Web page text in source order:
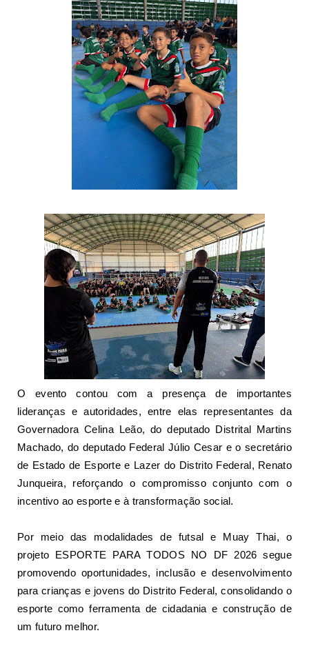
O evento contou com a presença de importantes
lideranças e autoridades, entre elas representantes da
Governadora Celina Leão, do deputado Distrital Martins
Machado, do deputado Federal Júlio Cesar e o secretário
de Estado de Esporte e Lazer do Distrito Federal, Renato
Junqueira, reforçando o compromisso conjunto com o
incentivo ao esporte e à transformação social.
Por meio das modalidades de futsal e Muay Thai, o
projeto ESPORTE PARA TODOS NO DF 2026 segue
promovendo oportunidades, inclusão e desenvolvimento
para crianças e jovens do Distrito Federal, consolidando o
esporte como ferramenta de cidadania e construção de
um futuro melhor.